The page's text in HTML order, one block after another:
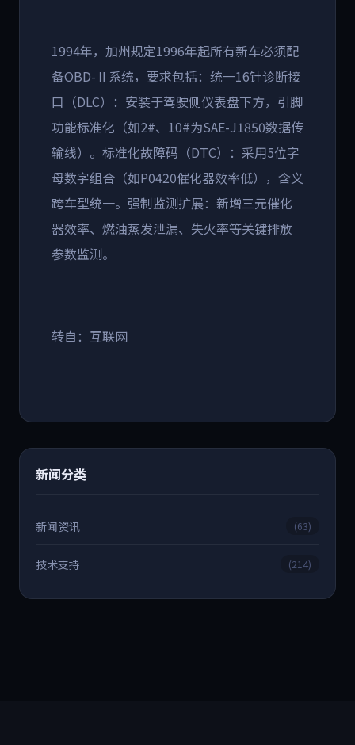
1994年，加州规定1996年起所有新车必须配
备OBD- Ⅱ系统，要求包括：统一16针诊断接
口（DLC）：安装于驾驶侧仪表盘下方，引脚
功能标准化（如2#、 10#为SAE-J1850数据传
输线）。标准化故障码（DTC）：采用5位字
母数字组合（如P0420催化器效率低），含义
跨车型统一。强制监测扩展：新增三元催化
器效率、燃油蒸发泄漏、失火率等关键排放
参数监测。
转自：互联网
新闻分类
新闻资讯 (63)
技术支持 (214)